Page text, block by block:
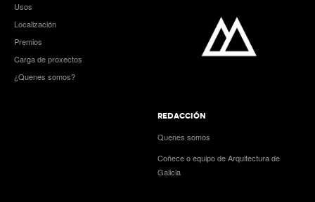
Usos
Localización
Premios
Carga de proxectos
¿Quenes somos?
REDACCIÓN
Quenes somos
Coñece o equipo de Arquitectura de
Galicia